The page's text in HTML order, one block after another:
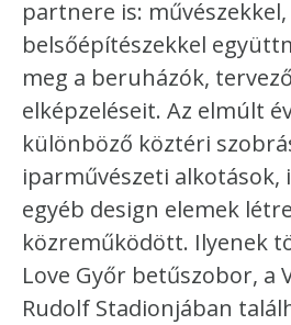
partnere is: művészekkel,
belsőépítészekkel
meg a beruházók,
elképzeléseit. Az elmúlt
különböző köztéri
iparművészeti alkotások,
egyéb design elemek
közreműködött. Ilyenek
Love Győr betűszobor, a
Rudolf Stadionjában